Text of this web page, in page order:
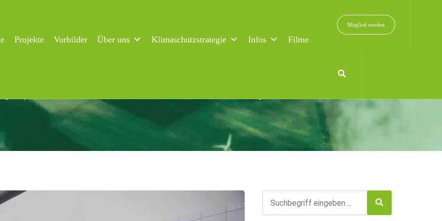
Projekte Vorbilder Über uns Klimaschutzstrategie Infos
Filme
Mitglied werden